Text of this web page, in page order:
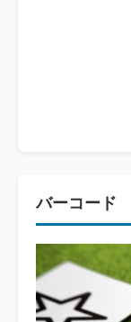
バーコード